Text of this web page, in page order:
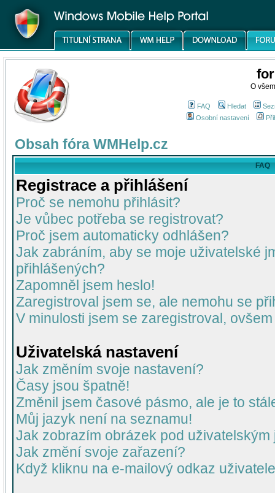
O
FAQ Hledat
Osobní nastavení
Obsah fóra WMHelp.cz
FAQ
Registrace a přihlášení
Proč se nemohu přihlásit?
Je vůbec potřeba se registrovat?
Proč jsem automaticky odhlášen?
Jak zabráním, aby se moje uživatelské
přihlášených?
Zapomněl jsem heslo!
Zaregistroval jsem se, ale nemohu se
V minulosti jsem se zaregistroval,
Uživatelská nastavení
Jak změním svoje nastavení?
Časy jsou špatně!
Změnil jsem časové pásmo, ale je to
Můj jazyk není na seznamu!
Jak zobrazím obrázek pod uživatelským
Jak změní svoje zařazení?
Když kliknu na e-mailový odkaz